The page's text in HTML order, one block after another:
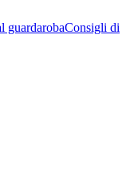
guardarobaConsigli di